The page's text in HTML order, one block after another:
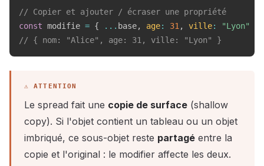
// Copier et ajouter / écraser une propriété
const modifie = { ... base, age: 31 , ville: "Lyon"
// { nom: "Alice", age: 31, ville: "Lyon" }
Le spread fait une copie de surface (shallow
copy). Si l'objet contient un tableau ou un objet
imbriqué, ce sous-objet reste partagé entre la
copie et l'original : le modifier affecte les deux.